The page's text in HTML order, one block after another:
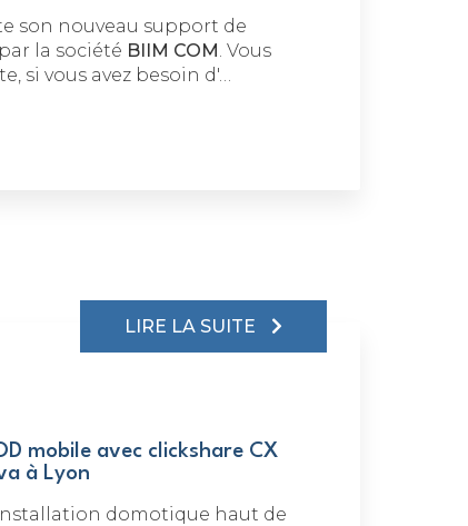
son nouveau support de
la société BIIM COM. Vous
si vous avez besoin d'…
mobile avec clickshare CX
à Lyon
domotique haut de
LIRE LA SUITE